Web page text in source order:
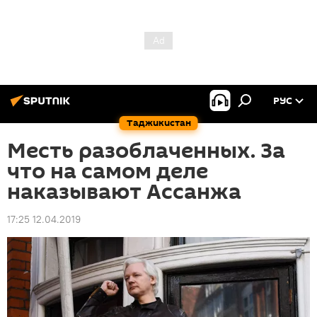
Таджикистан
РУС
Месть разоблаченных. За
что на самом деле
наказывают Ассанжа
17:25 12.04.2019